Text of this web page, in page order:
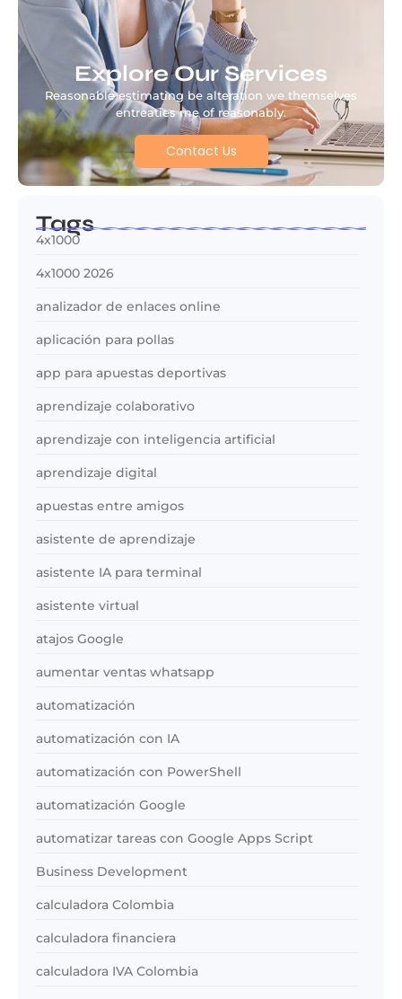
Explore Our Services
Reasonable estimating be alteration we themselves
entreaties me of reasonably.
Contact Us
Tags
4x1000
4x1000 2026
analizador de enlaces online
aplicación para pollas
app para apuestas deportivas
aprendizaje colaborativo
aprendizaje con inteligencia artificial
aprendizaje digital
apuestas entre amigos
asistente de aprendizaje
asistente IA para terminal
asistente virtual
atajos Google
aumentar ventas whatsapp
automatización
automatización con IA
automatización con PowerShell
automatización Google
automatizar tareas con Google Apps Script
Business Development
calculadora Colombia
calculadora financiera
calculadora IVA Colombia